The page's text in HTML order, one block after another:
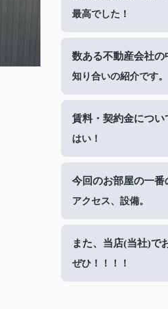
最高でした！
数ある不動産会社の
知り合いの紹介です。
賃料・契約金につい
はい！
今回のお部屋の一番
アクセス、設備。
また、当店(当社)で
ぜひ！！！！